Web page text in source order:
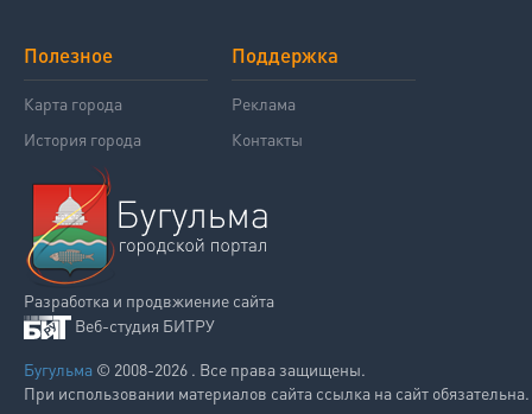
Полезное
Карта города
История города
Поддержка
Реклама
Контакты
Разработка и продвжиение сайта
Веб-студия БИТРУ
Бугульма © 2008-2026 . Все права защищены.
При использовании материалов сайта ссылка на сайт обязательна.